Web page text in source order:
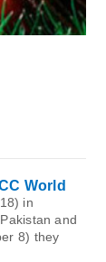
World
in
and
8) they